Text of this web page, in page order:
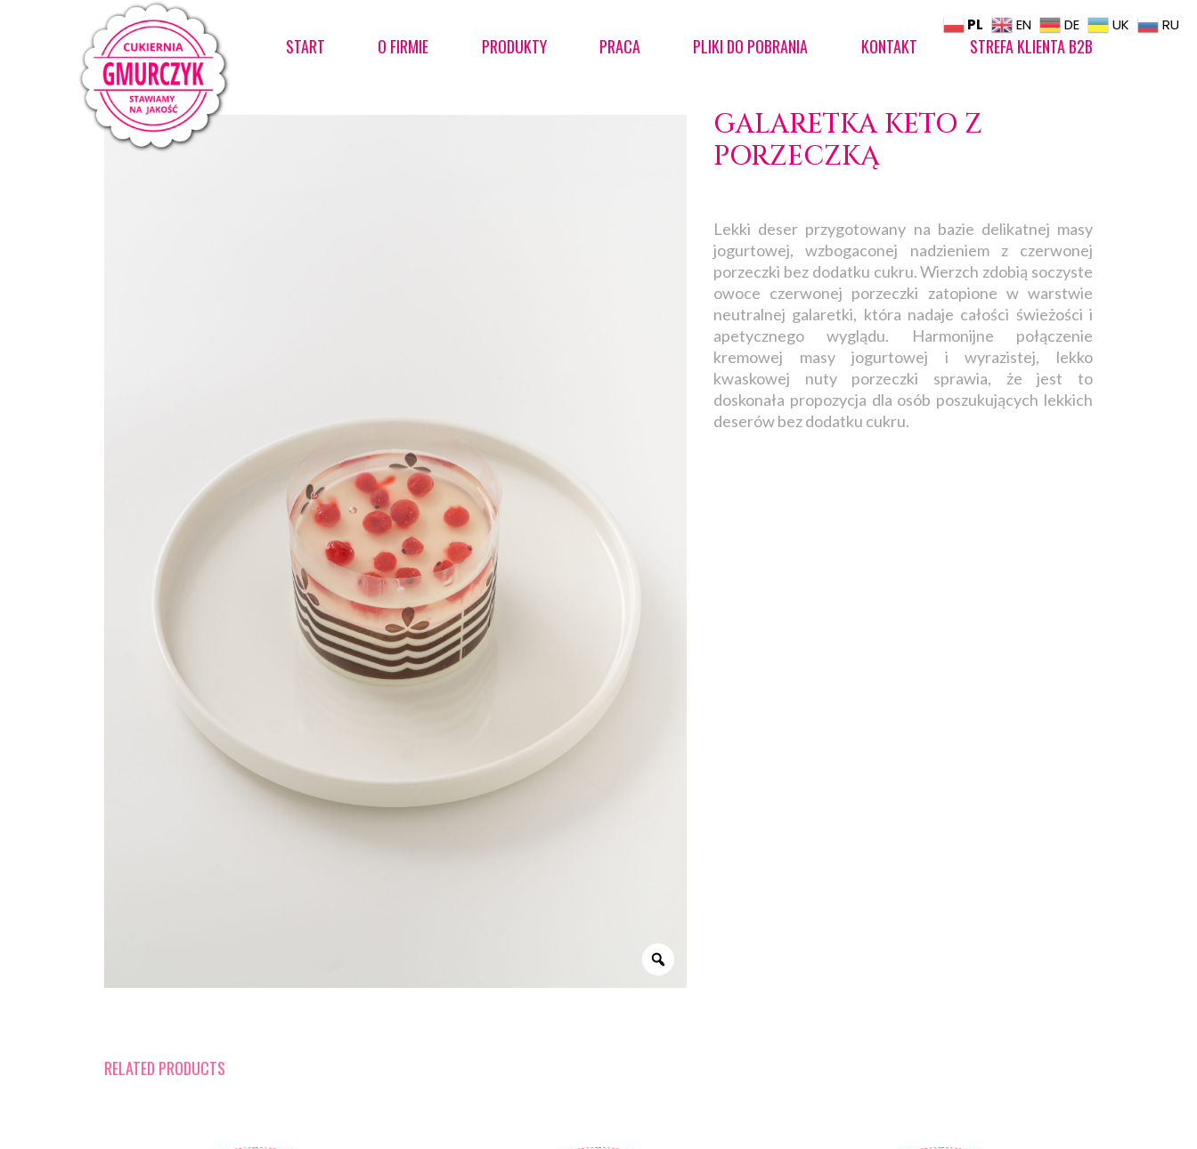
START O FIRMIE PRODUKTY PRACA PLIKI DO POBRANIA KONTAKT STREFA KLIENTA B2B
GALARETKA KETO Z
PORZECZKĄ
Lekki deser przygotowany na bazie delikatnej masy
jogurtowej, wzbogaconej nadzieniem z czerwonej
porzeczki bez dodatku cukru. Wierzch zdobią soczyste
owoce czerwonej porzeczki zatopione w warstwie
neutralnej galaretki, która nadaje całości świeżości i
apetycznego wyglądu. Harmonijne połączenie
kremowej masy jogurtowej i wyrazistej, lekko
kwaskowej nuty porzeczki sprawia, że jest to
doskonała propozycja dla osób poszukujących lekkich
deserów bez dodatku cukru.
RELATED PRODUCTS
PL EN DE UK RU